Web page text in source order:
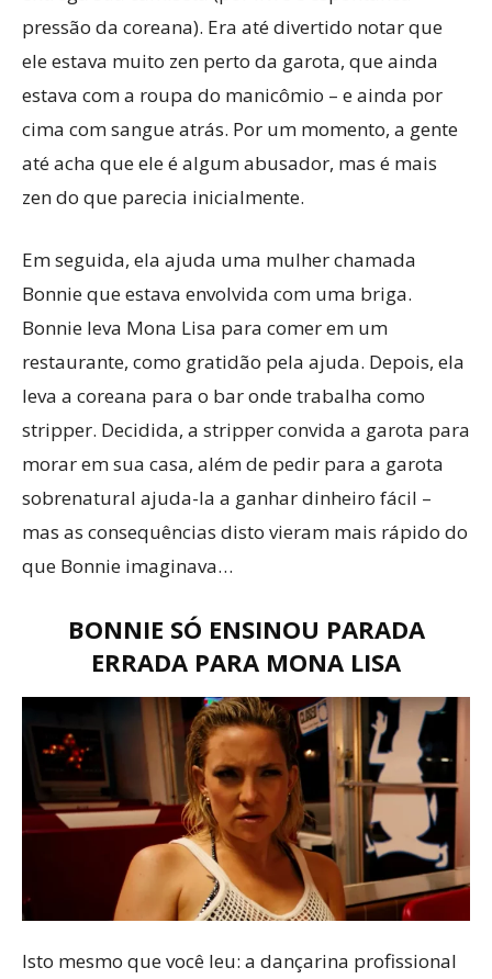
pressão da coreana). Era até divertido notar que
ele estava muito zen perto da garota, que ainda
estava com a roupa do manicômio – e ainda por
cima com sangue atrás. Por um momento, a gente
até acha que ele é algum abusador, mas é mais
zen do que parecia inicialmente.
Em seguida, ela ajuda uma mulher chamada
Bonnie que estava envolvida com uma briga.
Bonnie leva Mona Lisa para comer em um
restaurante, como gratidão pela ajuda. Depois, ela
leva a coreana para o bar onde trabalha como
stripper. Decidida, a stripper convida a garota para
morar em sua casa, além de pedir para a garota
sobrenatural ajuda-la a ganhar dinheiro fácil –
mas as consequências disto vieram mais rápido do
que Bonnie imaginava…
BONNIE SÓ ENSINOU PARADA
ERRADA PARA MONA LISA
Isto mesmo que você leu: a dançarina profissional